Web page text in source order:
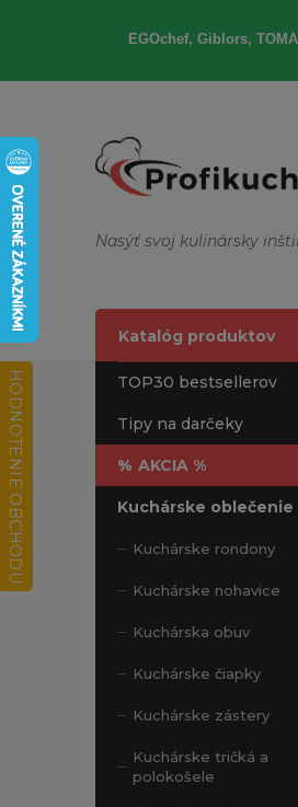
EGOchef, Giblors,
Nasýť svoj kulinársky
Katalóg produktov
TOP30 bestsellerov
Tipy na darčeky
% AKCIA %
Kuchárske oblečenie
Kuchárske rondony
Kuchárske nohavice
Kuchárska obuv
Kuchárske čiapky
Kuchárske zástery
Kuchárske tričká a
polokošele
HODNOTENIE OBCHODU